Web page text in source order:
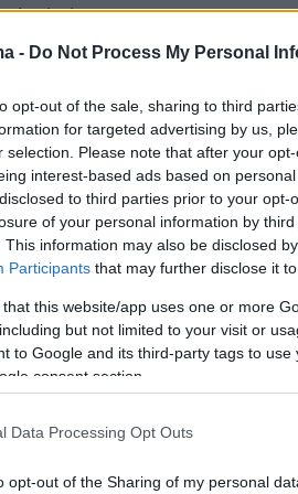
- Do Not Process My Personal
opt-out of the sale, sharing to third
for targeted advertising by us,
selection. Please note that after your
interest-based ads based on
to third parties prior to your
of your personal information by
This information may also be disclosed
Participants that may further disclose it
that this website/app uses one or more
but not limited to your visit or
to Google and its third-party tags to
consent section.
Data Processing Opt Outs
opt-out of the Sharing of my personal
help! ❌❌❌
round & let’s meet...😉
https://t.co/
(@AFCAjax)September
του Βορρά», από την
και ευχήθηκε να τα πουν
Champions League!
#UCL https://t.co/